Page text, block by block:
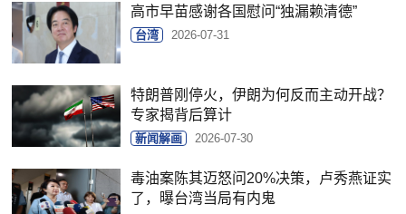
高市早苗感谢各国慰问“独漏赖清德”
台湾 2026-07-31
特朗普刚停火，伊朗为何反而主动开战？
专家揭背后算计
新闻解画 2026-07-30
毒油案陈其迈怒问20%决策，卢秀燕证实
了，曝台湾当局有内鬼